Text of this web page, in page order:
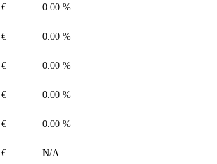
0.00 %
0.00 %
0.00 %
0.00 %
0.00 %
N/A